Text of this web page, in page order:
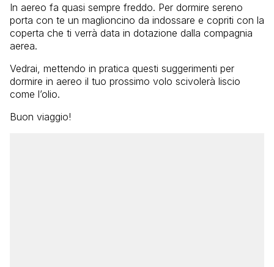
In aereo fa quasi sempre freddo. Per dormire sereno
porta con te un maglioncino da indossare e copriti con la
coperta che ti verrà data in dotazione dalla compagnia
aerea.
Vedrai, mettendo in pratica questi suggerimenti per
dormire in aereo il tuo prossimo volo scivolerà liscio
come l’olio.
Buon viaggio!